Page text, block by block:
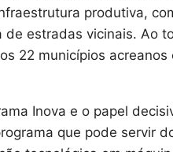
produtiva,
estradas vicinais. Ao
22 municípios
Inova e o papel
que pode servir